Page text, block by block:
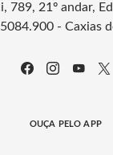
789, 21º andar,
- Caxias
OUÇA PELO APP